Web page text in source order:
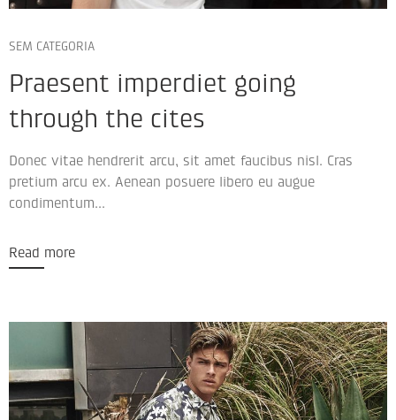
SEM CATEGORIA
Praesent imperdiet going
through the cites
Donec vitae hendrerit arcu, sit amet faucibus nisl. Cras
pretium arcu ex. Aenean posuere libero eu augue
condimentum...
Read more